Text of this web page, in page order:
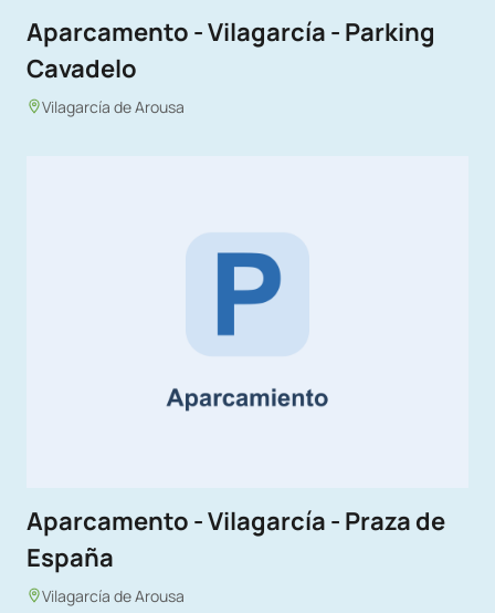
Aparcamento - Vilagarcía - Parking
Cavadelo
Vilagarcía de Arousa
Aparcamento - Vilagarcía - Praza de
España
Vilagarcía de Arousa